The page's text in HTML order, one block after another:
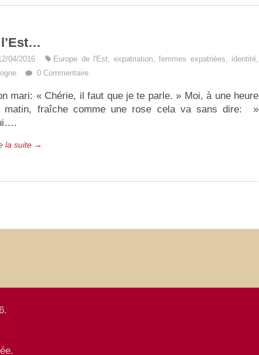
04/2016 Europe de l'Est,expatriation,femmes expatriées, identité,
0 Commentaire
mari: « Chérie, il faut que je te parle. » Moi, à une heure
matin, fraîche comme une rose cela va sans dire: »
la suite →